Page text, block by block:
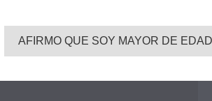
AFIRMO QUE SOY MAYOR DE